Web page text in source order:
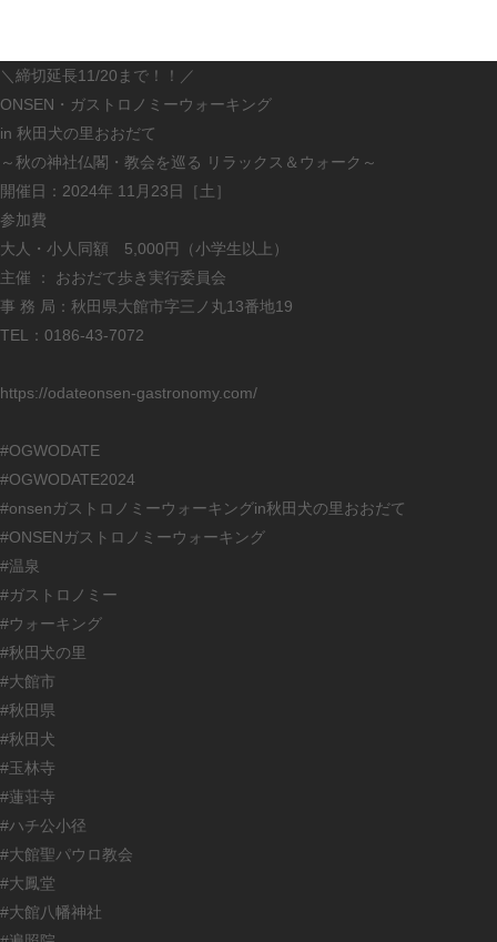
＼締切延長11/20まで！！／
ONSEN・ガストロノミーウォーキング
in 秋田犬の里おおだて
～秋の神社仏閣・教会を巡る リラックス＆ウォーク～
開催日：2024年 11月23日［土］
参加費
大人・小人同額 5,000円（小学生以上）
主催 ： おおだて歩き実行委員会
事 務 局：秋田県大館市字三ノ丸13番地19
TEL：0186-43-7072
https://odateonsen-gastronomy.com/
#OGWODATE
#OGWODATE2024
#onsenガストロノミーウォーキングin秋田犬の里おおだて
#ONSENガストロノミーウォーキング
#温泉
#ガストロノミー
#ウォーキング
#秋田犬の里
#大館市
#秋田県
#秋田犬
#玉林寺
#蓮荘寺
#ハチ公小径
#大館聖パウロ教会
#大鳳堂
#大館八幡神社